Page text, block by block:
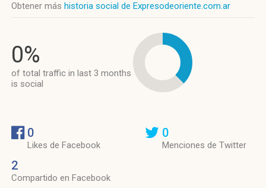
Obtener más historia social de Expresodeoriente.com.ar
0%
of total traffic in last 3 months
is social
0
Likes de Facebook
2
Compartido en Facebook
0
Menciones de Twitter